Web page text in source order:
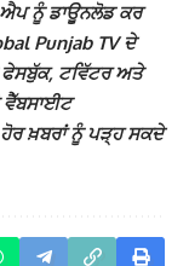
ਐਪ ਨੂੰ ਡਾਊਨਲੋਡ ਕਰ
Punjab TV ਦੇ
ਫੇਸਬੁੱਕ, ਟਵਿੱਟਰ ਅਤੇ
ਵੈੱਬਸਾਈਟ
ਖ਼ਬਰਾਂ ਨੂੰ ਪੜ੍ਹ ਸਕਦੇ